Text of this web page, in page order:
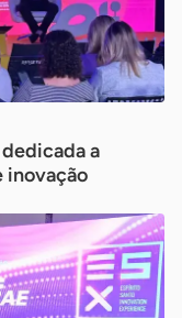
a
inovação